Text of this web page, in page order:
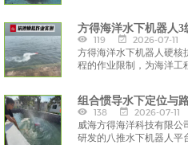
案，彰显方得海洋在水下
方得海洋水下机器人3
119
2026-07-11
方得海洋水下机器人硬核
程的作业限制，为海洋工
组合惯导水下定位与
138
2026-07-11
威海方得海洋科技有限公
研发的八推水下机器人平